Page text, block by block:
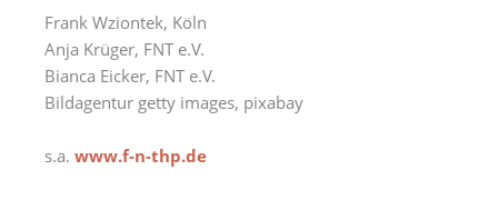
Frank Wziontek, Köln
Anja Krüger, FNT e.V.
Bianca Eicker, FNT e.V.
Bildagentur getty images, pixabay
s.a. www.f-n-thp.de